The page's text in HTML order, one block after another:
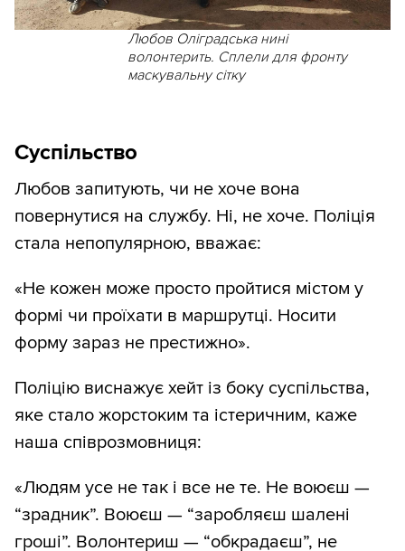
Любов Оліградська нині
волонтерить. Сплели для фронту
маскувальну сітку
Суспільство
Любов запитують, чи не хоче вона
повернутися на службу. Ні, не хоче. Поліція
стала непопулярною, вважає:
«Не кожен може просто пройтися містом у
формі чи проїхати в маршрутці. Носити
форму зараз не престижно».
Поліцію виснажує хейт із боку суспільства,
яке стало жорстоким та істеричним, каже
наша співрозмовниця:
«Людям усе не так і все не те. Не воюєш —
“зрадник”. Воюєш — “заробляєш шалені
гроші”. Волонтериш — “обкрадаєш”, не